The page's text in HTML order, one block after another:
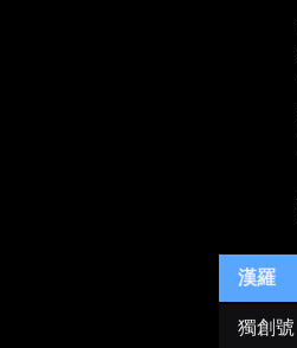
漢羅
獨創號